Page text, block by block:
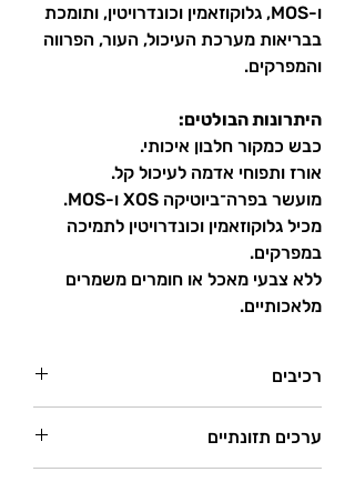
ו-MOS, גלוקוזאמין וכונדרויטין, ותומכת
בבריאות מערכת העיכול, העור, הפרווה
והמפרקים.
היתרונות הבולטים:
כבש כמקור חלבון איכותי.
אורז ותפוחי אדמה לעיכול קל.
מועשר בפרה־ביוטיקה XOS ו-MOS.
מכיל גלוקוזאמין וכונדרויטין לתמיכה
במפרקים.
ללא צבעי מאכל או חומרים משמרים
מלאכותיים.
רכיבים
(15%), חלבון תפוח אדמה (4%), תירס, עיסת
סלק מיובשת, שמרי בירה, חלבון בעלי חיים
ערכים תזונתיים